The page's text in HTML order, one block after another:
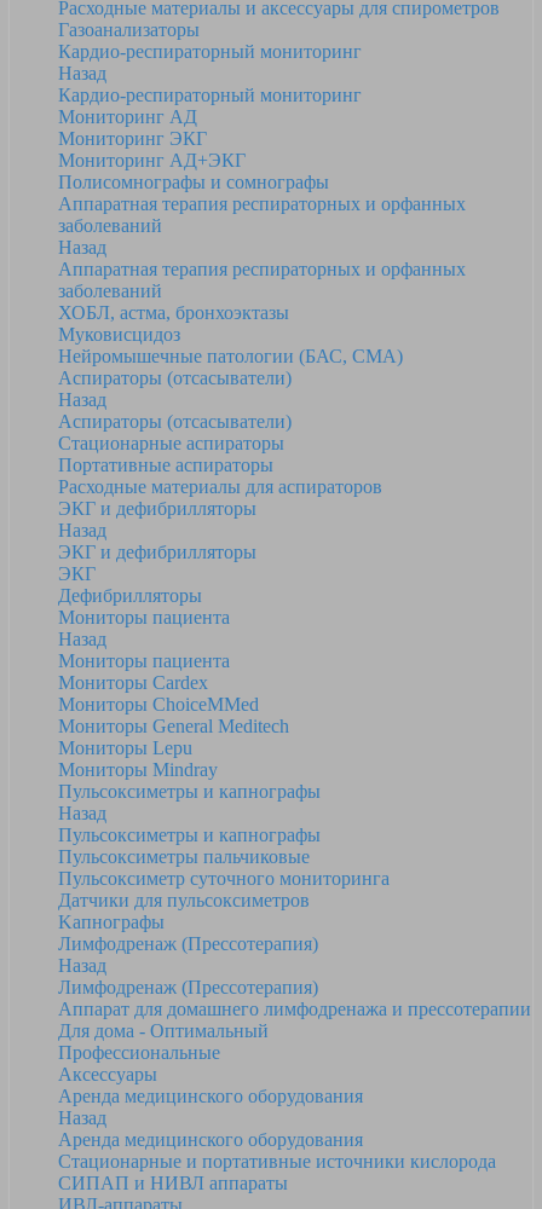
Расходные материалы и аксессуары для спирометров
Газоанализаторы
Кардио-респираторный мониторинг
Назад
Кардио-респираторный мониторинг
Мониторинг АД
Мониторинг ЭКГ
Мониторинг АД+ЭКГ
Полисомнографы и сомнографы
Аппаратная терапия респираторных и орфанных
заболеваний
Назад
Аппаратная терапия респираторных и орфанных
заболеваний
ХОБЛ, астма, бронхоэктазы
Муковисцидоз
Нейромышечные патологии (БАС, СМА)
Аспираторы (отсасыватели)
Назад
Аспираторы (отсасыватели)
Стационарные аспираторы
Портативные аспираторы
Расходные материалы для аспираторов
ЭКГ и дефибрилляторы
Назад
ЭКГ и дефибрилляторы
ЭКГ
Дефибрилляторы
Мониторы пациента
Назад
Мониторы пациента
Мониторы Cardex
Мониторы ChoiceMMed
Мониторы General Meditech
Мониторы Lepu
Мониторы Mindray
Пульсоксиметры и капнографы
Назад
Пульсоксиметры и капнографы
Пульсоксиметры пальчиковые
Пульсоксиметр суточного мониторинга
Датчики для пульсоксиметров
Kапнографы
Лимфодренаж (Прессотерапия)
Назад
Лимфодренаж (Прессотерапия)
Аппарат для домашнего лимфодренажа и прессотерапии
Для дома - Оптимальный
Профессиональные
Аксессуары
Аренда медицинского оборудования
Назад
Аренда медицинского оборудования
Стационарные и портативные источники кислорода
СИПАП и НИВЛ аппараты
ИВЛ-аппараты